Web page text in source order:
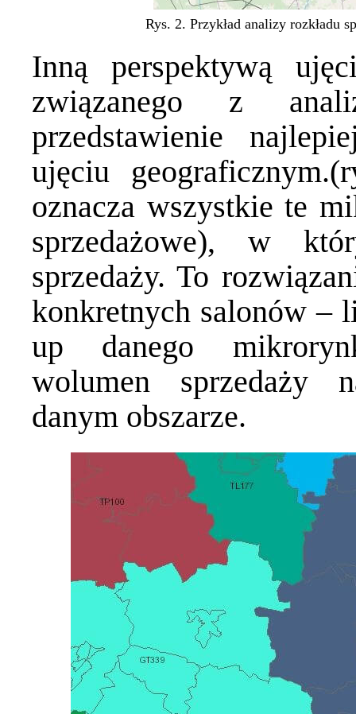
Rys. 2. Przykład analizy rozkładu
Inną perspektywą
związanego z
przedstawienie
ujęciu
oznacza wszystkie te
sprzedażowe), w
sprzedaży. To
konkretnych salonów –
up danego
wolumen sprzedaży
danym obszarze.